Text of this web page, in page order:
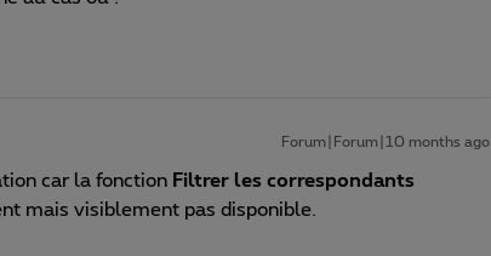
Forum|Forum|10 months ago
car la fonction Filtrer les correspondants
mais visiblement pas disponible.